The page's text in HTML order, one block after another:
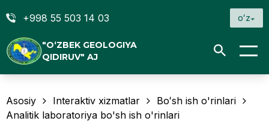
+998 55 503 14 03 oʻz
"O‘ZBEK GEOLOGIYA
QIDIRUV" AJ
Asosiy Interaktiv xizmatlar
Boʻsh ish o'rinlari
Analitik laboratoriya bo'sh ish o'rinlari